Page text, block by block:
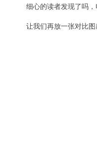
细心的读者发现了吗
让我们再放一张对比图